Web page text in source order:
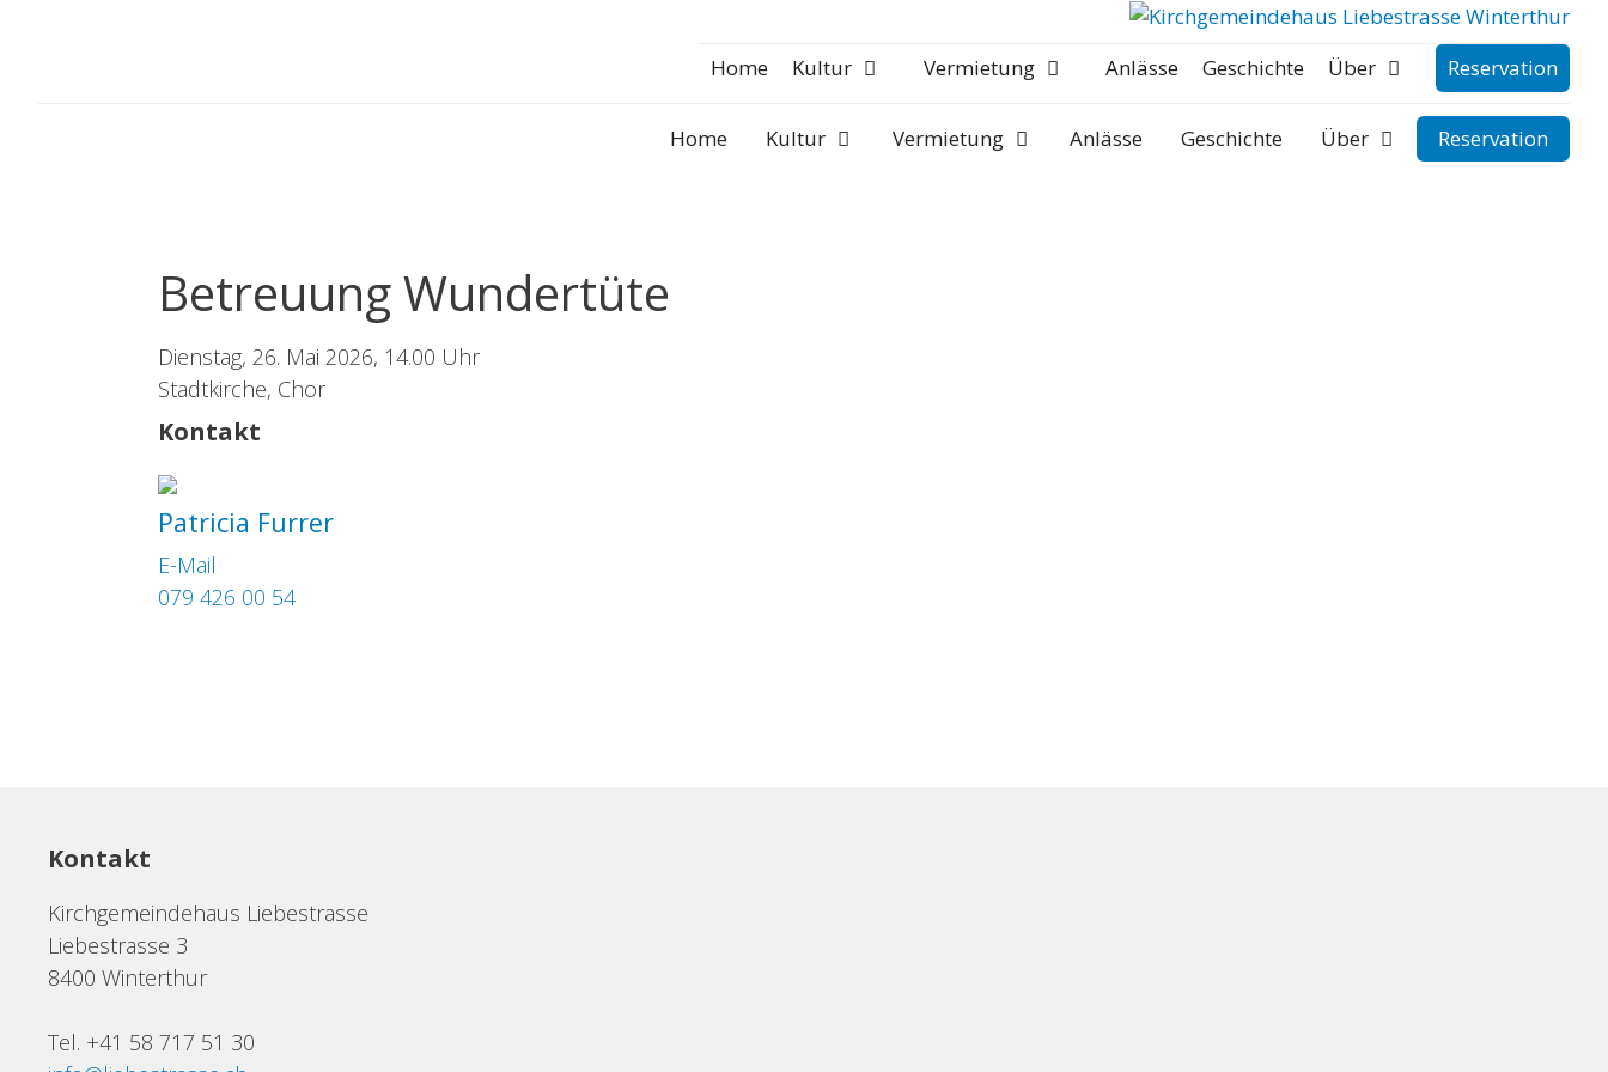
Home Kultur Vermietung Anlässe Geschichte Über Reservation
Home Kultur Vermietung Anlässe Geschichte Über Reservation
Betreuung Wundertüte
Dienstag, 26. Mai 2026, 14.00 Uhr
Stadtkirche, Chor
Kontakt
Patricia Furrer
E-Mail
079 426 00 54
Kontakt
Kirchgemeindehaus Liebestrasse
Liebestrasse 3
8400 Winterthur
Tel. +41 58 717 51 30